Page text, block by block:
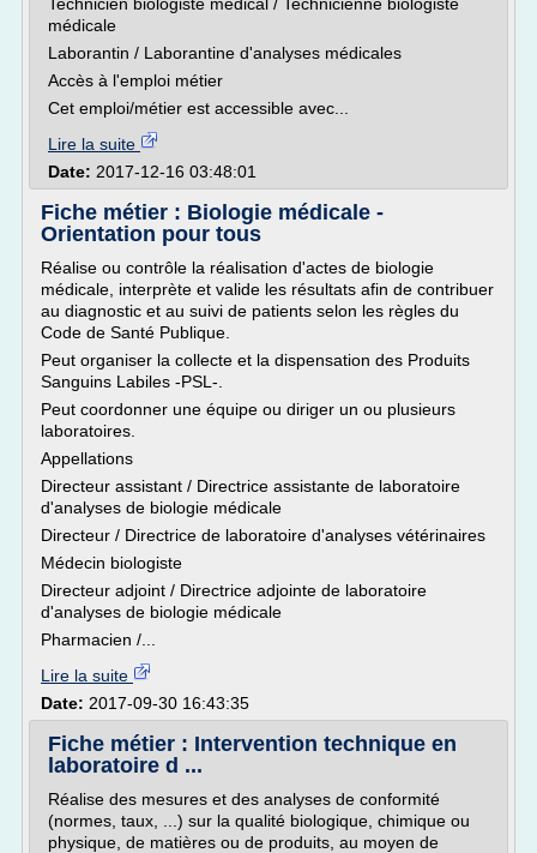
médicale
Laborantin / Laborantine d'analyses médicales
Accès à l'emploi métier
Cet emploi/métier est accessible avec...
Lire la suite
Date: 2017-12-16 03:48:01
Fiche métier : Biologie médicale -
Orientation pour tous
Réalise ou contrôle la réalisation d'actes de biologie
médicale, interprète et valide les résultats afin de contribuer
au diagnostic et au suivi de patients selon les règles du
Code de Santé Publique.
Peut organiser la collecte et la dispensation des Produits
Sanguins Labiles -PSL-.
Peut coordonner une équipe ou diriger un ou plusieurs
laboratoires.
Appellations
Directeur assistant / Directrice assistante de laboratoire
d'analyses de biologie médicale
Directeur / Directrice de laboratoire d'analyses vétérinaires
Médecin biologiste
Directeur adjoint / Directrice adjointe de laboratoire
d'analyses de biologie médicale
Pharmacien /...
Lire la suite
Date: 2017-09-30 16:43:35
Fiche métier : Intervention technique en
laboratoire d ...
Réalise des mesures et des analyses de conformité
(normes, taux, ...) sur la qualité biologique, chimique ou
physique, de matières ou de produits, au moyen de